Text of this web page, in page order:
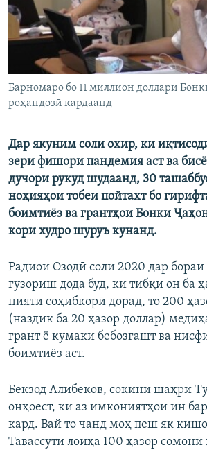
Ҳамаи сомонаҳои RFE/RL
Барномаро бо 11 миллион доллари
роҳандозӣ кардаанд
Дар якуним соли охир, ки
зери фишори пандемия аст ва
дучори рукуд шудаанд, 30
ноҳияҳои тобеи пойтахт бо
боимтиёз ва грантҳои Бонки
кори худро шуруъ кунанд.
Радиои Озодӣ соли 2020 дар
гузориш дода буд, ки тибқи он ба
нияти соҳибкорӣ дорад, то 200
(наздик ба 20 ҳазор доллар)
грант ё кумаки бебозгашт ва
боимтиёз аст.
Бекзод Алибеков, сокини шаҳри
онҳоест, ки аз имкониятҳои ин
кард. Вай то чанд моҳ пеш як
Тавассути лоиҳа 100 ҳазор сомонӣ